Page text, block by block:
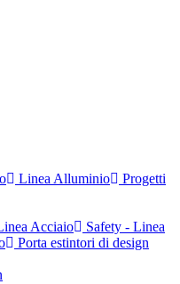
Linea Alluminio
Progetti
Acciaio
Safety - Linea
Porta estintori di design